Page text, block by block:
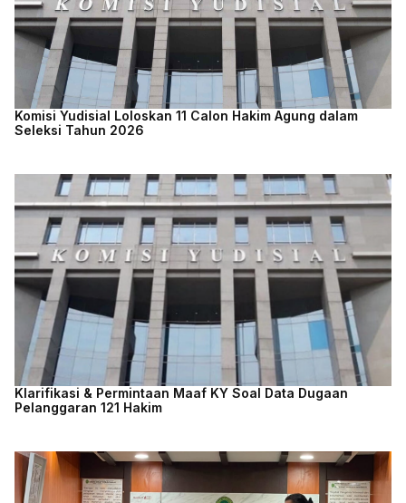
Komisi Yudisial Loloskan 11 Calon Hakim Agung dalam
Seleksi Tahun 2026
Klarifikasi & Permintaan Maaf KY Soal Data Dugaan
Pelanggaran 121 Hakim